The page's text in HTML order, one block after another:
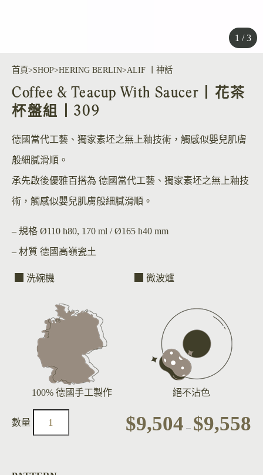
1 / 3
首頁 SHOP HERING BERLIN ALIF 丨神話
Coffee & Teacup With Saucer丨花茶
杯盤組丨309
德國當代工藝、獨家素坯之無上釉技術，觸感似嬰兒肌膚
般細膩滑順。
承先啟後優雅百搭為 德國當代工藝、獨家素坯之無上釉技
術，觸感似嬰兒肌膚般細膩滑順。
– 規格 Ø110 h80, 170 ml / Ø165 h40 mm
– 材質 德國高嶺瓷土
洗碗機 微波爐
100% 德國手工製作 絕不沾色
$9,504 – $9,558